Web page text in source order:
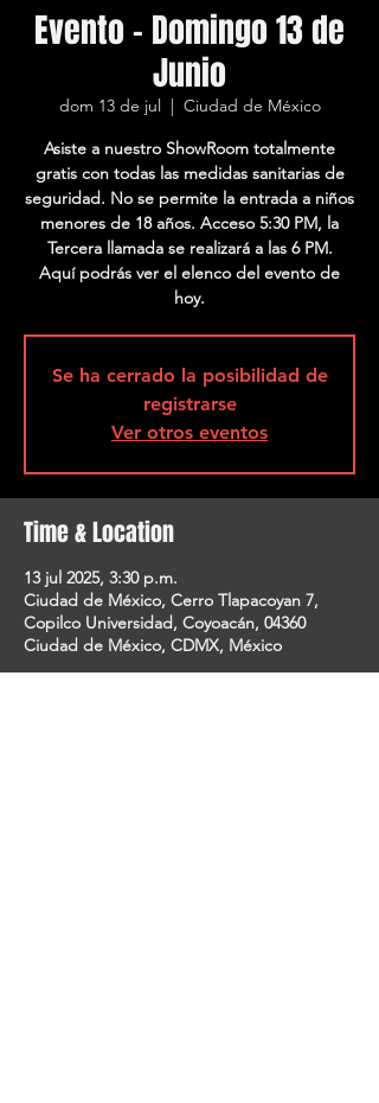
Evento - Domingo 13 de
Junio
dom 13 de jul
  |
Ciudad de México
Asiste a nuestro ShowRoom totalmente
gratis con todas las medidas sanitarias de
seguridad. No se permite la entrada a niños
menores de 18 años. Acceso 5:30 PM, la
Tercera llamada se realizará a las 6 PM.
Aquí podrás ver el elenco del evento de
hoy.
Se ha cerrado la posibilidad de
registrarse
Ver otros eventos
Time & Location
13 jul 2025, 3:30 p.m.
Ciudad de México, Cerro Tlapacoyan 7,
Copilco Universidad, Coyoacán, 04360
Ciudad de México, CDMX, México